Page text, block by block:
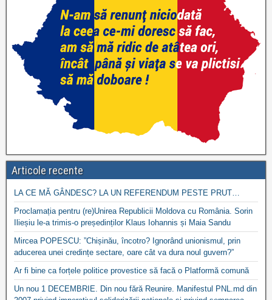
Articole recente
LA CE MĂ GÂNDESC? LA UN REFERENDUM PESTE PRUT…
Proclamația pentru (re)Unirea Republicii Moldova cu România. Sorin
Ilieșiu le-a trimis-o președinților Klaus Iohannis și Maia Sandu
Mircea POPESCU: ”Chișinău, încotro? Ignorând unionismul, prin
aducerea unei credințe sectare, oare cât va dura noul guvern?”
Ar fi bine ca forțele politice provestice să facă o Platformă comună
Un nou 1 DECEMBRIE. Din nou fără Reunire. Manifestul PNL.md din